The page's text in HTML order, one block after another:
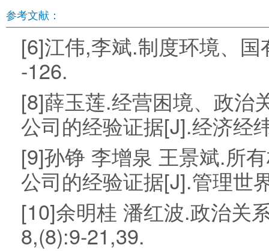
参考文献：
[6]江伟,李斌.制度环境、
-126.
[8]薛玉莲.经营困境、政
公司的经验证据[J].经济经
[9]孙铮 李增泉 王景斌.所
公司的经验证据[J].管理世
[10]余明桂 潘红波.政治关
8,(8):9-21,39.